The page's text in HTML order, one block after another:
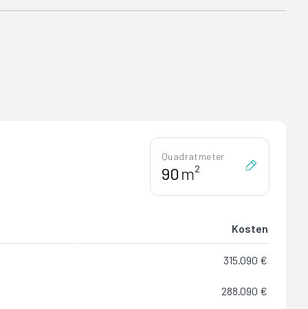
Quadratmeter
m²
Kosten
315.090 €
288.090 €